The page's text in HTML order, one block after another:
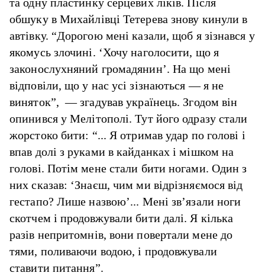
обшуку в Михайлівці Тетерева знову кинули в
автівку. “Дорогою мені казали, щоб я зізнався у
якомусь злочині. ‘Хочу наголосити, що я
законослухняний громадянин’. На що мені
відповіли, що у нас усі зізнаються — я не
виняток”, — згадував українець. Згодом він
опинився у Мелітополі. Тут його одразу стали
жорстоко бити: “... Я отримав удар по голові і
впав долі з руками в кайданках і мішком на
голові. Потім мене стали бити ногами. Один з
них сказав: ‘Знаєш, чим ми відрізняємося від
гестапо? Лише назвою’... Мені зв’язали ноги
скотчем і продовжували бити далі. Я кілька
разів непритомнів, вони повертали мене до
тями, поливаючи водою, і продовжували
ставити питання”.